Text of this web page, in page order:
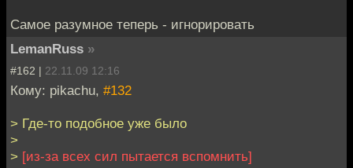
Самое разумное теперь - игнорировать
LemanRuss »
#162 | 22.11.09 12:16
Кому: pikachu, #132
> Где-то подобное уже было
>
> [из-за всех сил пытается вспомнить]